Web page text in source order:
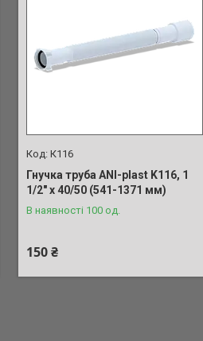
К116
Гнучка труба ANI-plast K116, 1
1/2" x 40/50 (541-1371 мм)
В наявності 100 од.
150 ₴